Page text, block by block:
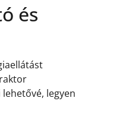
és
legyen